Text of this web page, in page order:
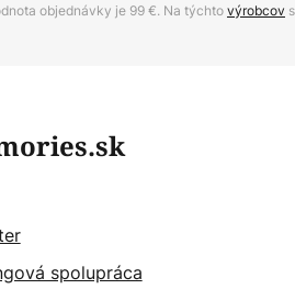
objednávky je 99 €. Na týchtovýrobcov
spolupráca